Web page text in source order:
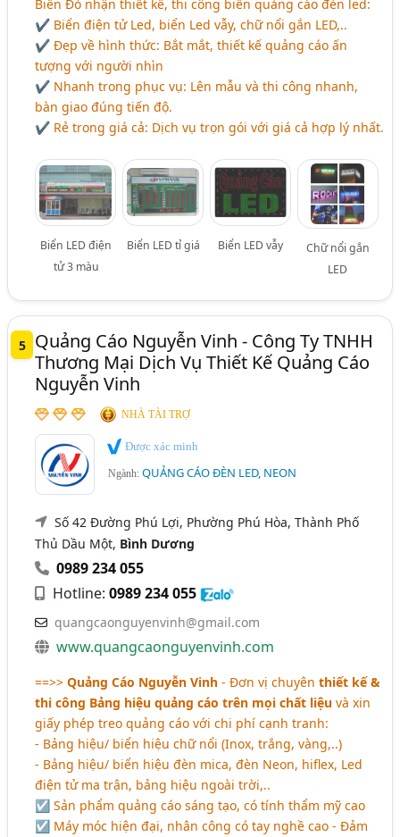
Biển Đỏ nhận thiết kế, thi công biển quảng cáo đèn led:
✔ Biển điện tử Led, biển Led vẫy, chữ nổi gắn LED,..
✔ Đẹp về hình thức: Bắt mắt, thiết kế quảng cáo ấn
tượng với người nhìn
✔ Nhanh trong phục vụ: Lên mẫu và thi công nhanh,
bàn giao đúng tiến độ.
✔ Rẻ trong giá cả: Dịch vụ trọn gói với giá cả hợp lý nhất.
Biển LED điện
tử 3 màu
Biển LED tỉ giá Biển LED vẫy
Chữ nổi gắn
LED
5
Quảng Cáo Nguyễn Vinh - Công Ty TNHH
Thương Mại Dịch Vụ Thiết Kế Quảng Cáo
Nguyễn Vinh
NHÀ TÀI TRỢ
Được xác minh
Ngành:QUẢNG CÁO ĐÈN LED, NEON
Số 42 Đường Phú Lợi, Phường Phú Hòa, Thành Phố
Thủ Dầu Một, Bình Dương
0989 234 055
Hotline:0989 234 055
quangcaonguyenvinh@gmail.com
www.quangcaonguyenvinh.com
==>>Quảng Cáo Nguyễn Vinh - Đơn vị chuyênthiết kế &
thi công Bảng hiệu quảng cáo trên mọi chất liệu và xin
giấy phép treo quảng cáo với chi phí cạnh tranh:
- Bảng hiệu/ biển hiệu chữ nổi (Inox, trắng, vàng,..)
- Bảng hiệu/ biển hiệu đèn mica, đèn Neon, hiflex, Led
điện tử ma trận, bảng hiệu ngoài trời,..
☑ Sản phẩm quảng cáo sáng tạo, có tính thẩm mỹ cao
☑ Máy móc hiện đại, nhân công có tay nghề cao - Đảm